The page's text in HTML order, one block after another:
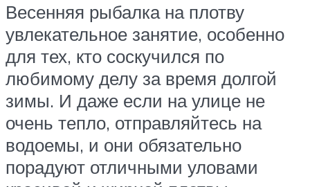
Весенняя рыбалка на плотву
увлекательное занятие, особенно
для тех, кто соскучился по
любимому делу за время долгой
зимы. И даже если на улице не
очень тепло, отправляйтесь на
водоемы, и они обязательно
порадуют отличными уловами